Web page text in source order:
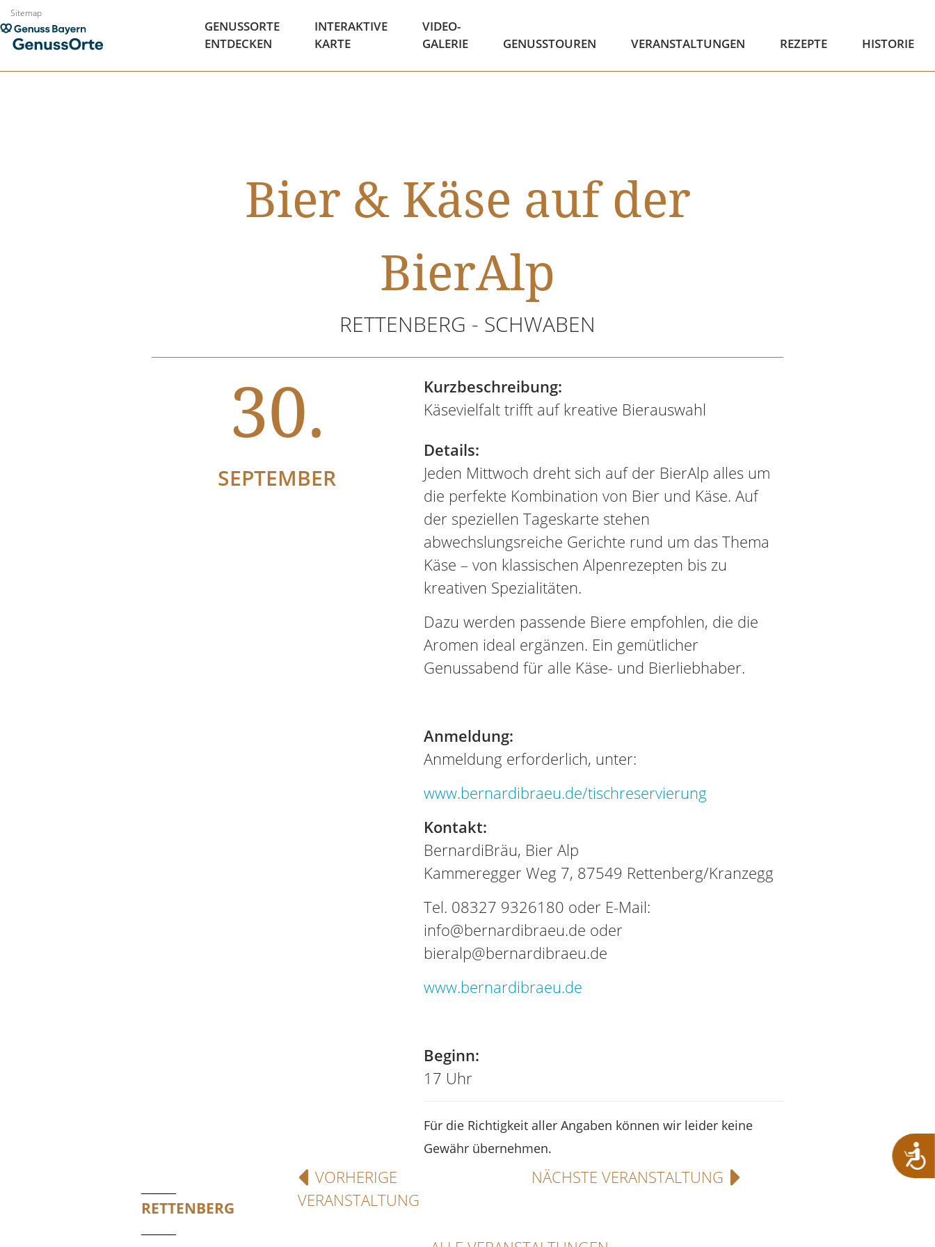
Zum
Inhalt
springen
Sitemap
GENUSSORTE
ENTDECKEN
INTERAKTIVE
KARTE
VIDEO-
GALERIE
GENUSSTOUREN VERANSTALTUNGEN REZEPTE HISTORIE
Bier & Käse auf der
BierAlp
RETTENBERG - SCHWABEN
30.
SEPTEMBER
Kurzbeschreibung:
Käsevielfalt trifft auf kreative Bierauswahl
Details:
Jeden Mittwoch dreht sich auf der BierAlp alles um
die perfekte Kombination von Bier und Käse. Auf
der speziellen Tageskarte stehen
abwechslungsreiche Gerichte rund um das Thema
Käse – von klassischen Alpenrezepten bis zu
kreativen Spezialitäten.
Dazu werden passende Biere empfohlen, die die
Aromen ideal ergänzen. Ein gemütlicher
Genussabend für alle Käse- und Bierliebhaber.
Anmeldung:
Anmeldung erforderlich, unter:
www.bernardibraeu.de/tischreservierung
Kontakt:
BernardiBräu, Bier Alp
Kammeregger Weg 7, 87549 Rettenberg/Kranzegg
Tel. 08327 9326180 oder E-Mail:
info@bernardibraeu.de oder
bieralp@bernardibraeu.de
www.bernardibraeu.de
Beginn:
17 Uhr
Für die Richtigkeit aller Angaben können wir leider keine
Gewähr übernehmen.
RETTENBERG
VORHERIGE
VERANSTALTUNG
NÄCHSTE VERANSTALTUNG